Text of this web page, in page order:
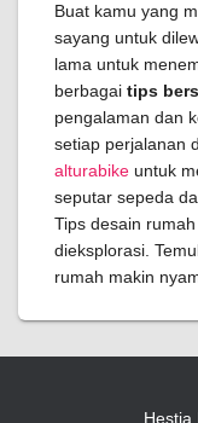
Buat kamu yang
sayang untuk
lama untuk
berbagai tips
pengalaman dan
setiap perjalanan
alturabike untuk
seputar sepeda
Tips desain
dieksplorasi.
rumah makin
Hestia